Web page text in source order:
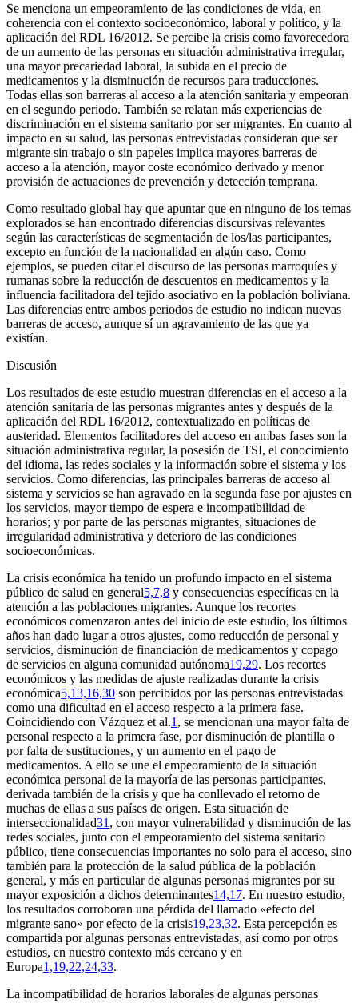
Se menciona un empeoramiento de las condiciones de vida, en
coherencia con el contexto socioeconómico, laboral y político, y la
aplicación del RDL 16/2012. Se percibe la crisis como favorecedora
de un aumento de las personas en situación administrativa irregular,
una mayor precariedad laboral, la subida en el precio de
medicamentos y la disminución de recursos para traducciones.
Todas ellas son barreras al acceso a la atención sanitaria y empeoran
en el segundo periodo. También se relatan más experiencias de
discriminación en el sistema sanitario por ser migrantes. En cuanto al
impacto en su salud, las personas entrevistadas consideran que ser
migrante sin trabajo o sin papeles implica mayores barreras de
acceso a la atención, mayor coste económico derivado y menor
provisión de actuaciones de prevención y detección temprana.
Como resultado global hay que apuntar que en ninguno de los temas
explorados se han encontrado diferencias discursivas relevantes
según las características de segmentación de los/las participantes,
excepto en función de la nacionalidad en algún caso. Como
ejemplos, se pueden citar el discurso de las personas marroquíes y
rumanas sobre la reducción de descuentos en medicamentos y la
influencia facilitadora del tejido asociativo en la población boliviana.
Las diferencias entre ambos periodos de estudio no indican nuevas
barreras de acceso, aunque sí un agravamiento de las que ya
existían.
Discusión
Los resultados de este estudio muestran diferencias en el acceso a la
atención sanitaria de las personas migrantes antes y después de la
aplicación del RDL 16/2012, contextualizado en políticas de
austeridad. Elementos facilitadores del acceso en ambas fases son la
situación administrativa regular, la posesión de TSI, el conocimiento
del idioma, las redes sociales y la información sobre el sistema y los
servicios. Como diferencias, las principales barreras de acceso al
sistema y servicios se han agravado en la segunda fase por ajustes en
los servicios, mayor tiempo de espera e incompatibilidad de
horarios; y por parte de las personas migrantes, situaciones de
irregularidad administrativa y deterioro de las condiciones
socioeconómicas.
La crisis económica ha tenido un profundo impacto en el sistema
público de salud en general5,7,8 y consecuencias específicas en la
atención a las poblaciones migrantes. Aunque los recortes
económicos comenzaron antes del inicio de este estudio, los últimos
años han dado lugar a otros ajustes, como reducción de personal y
servicios, disminución de financiación de medicamentos y copago
de servicios en alguna comunidad autónoma19,29. Los recortes
económicos y las medidas de ajuste realizadas durante la crisis
económica5,13,16,30 son percibidos por las personas entrevistadas
como una dificultad en el acceso respecto a la primera fase.
Coincidiendo con Vázquez et al.1 , se mencionan una mayor falta de
personal respecto a la primera fase, por disminución de plantilla o
por falta de sustituciones, y un aumento en el pago de
medicamentos. A ello se une el empeoramiento de la situación
económica personal de la mayoría de las personas participantes,
derivada también de la crisis y que ha conllevado el retorno de
muchas de ellas a sus países de origen. Esta situación de
interseccionalidad31 , con mayor vulnerabilidad y disminución de las
redes sociales, junto con el empeoramiento del sistema sanitario
público, tiene consecuencias importantes no solo para el acceso, sino
también para la protección de la salud pública de la población
general, y más en particular de algunas personas migrantes por su
mayor exposición a dichos determinantes14,17. En nuestro estudio,
los resultados corroboran una pérdida del llamado «efecto del
migrante sano» por efecto de la crisis19,23,32. Esta percepción es
compartida por algunas personas entrevistadas, así como por otros
estudios, en nuestro contexto más cercano y en
Europa1,19,22,24,33.
La incompatibilidad de horarios laborales de algunas personas